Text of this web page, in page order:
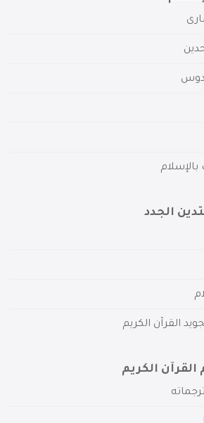
بالإسلام
الجدد
القرآن الكريم
الكريم